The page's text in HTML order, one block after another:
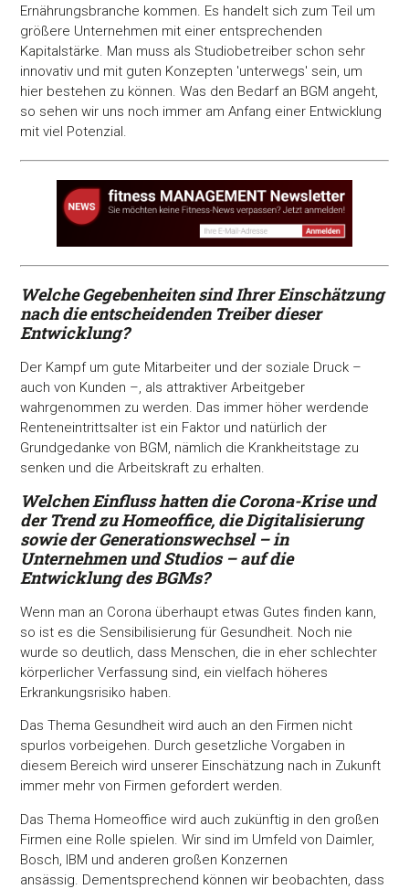
Ernährungsbranche kommen. Es handelt sich zum Teil um
größere Unternehmen mit einer entsprechenden
Kapitalstärke. Man muss als Studiobetreiber schon sehr
innovativ und mit guten Konzepten 'unterwegs' sein, um
hier bestehen zu können. Was den Bedarf an BGM angeht,
so sehen wir uns noch immer am Anfang einer Entwicklung
mit viel Potenzial.
Welche Gegebenheiten sind Ihrer Einschätzung
nach die entscheidenden Treiber dieser
Entwicklung?
Der Kampf um gute Mitarbeiter und der soziale Druck –
auch von Kunden –, als attraktiver Arbeitgeber
wahrgenommen zu werden. Das immer höher werdende
Renteneintrittsalter ist ein Faktor und natürlich der
Grundgedanke von BGM, nämlich die Krankheitstage zu
senken und die Arbeitskraft zu erhalten.
Welchen Einfluss hatten die Corona-Krise und
der Trend zuHomeoffice, die Digitalisierung
sowie der Generationswechsel – in
Unternehmen und Studios – auf die
Entwicklung des BGMs?
Wenn man an Corona überhaupt etwas Gutes finden kann,
so ist es die Sensibilisierung für Gesundheit. Noch nie
wurde so deutlich, dass Menschen, die in eher schlechter
körperlicher Verfassung sind, ein vielfach höheres
Erkrankungsrisiko haben.
Das Thema Gesundheit wird auch an den Firmen nicht
spurlos vorbeigehen. Durch gesetzliche Vorgaben in
diesem Bereich wird unserer Einschätzung nach in Zukunft
immer mehr von Firmen gefordert werden.
Das Thema Homeoffice wird auch zukünftig in den großen
Firmen eine Rolle spielen. Wir sind im Umfeld von Daimler,
Bosch, IBM und anderen großen Konzernen
ansässig. Dementsprechend können wir beobachten, dass